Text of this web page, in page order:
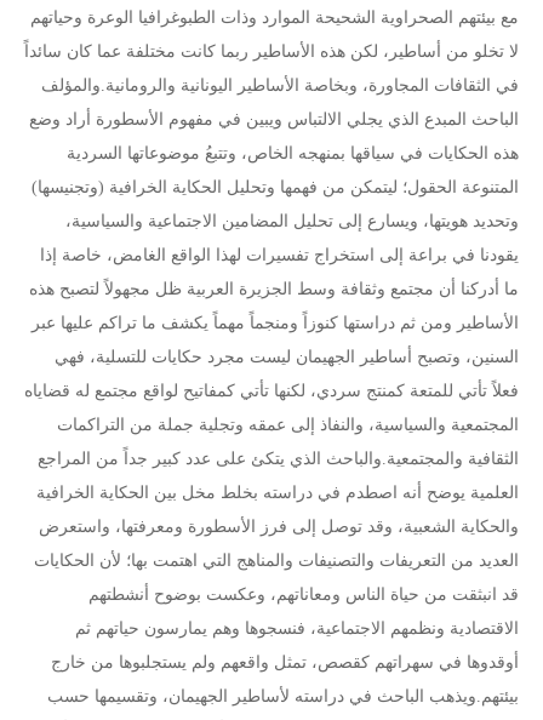
مع بيئتهم الصحراوية الشحيحة الموارد وذات الطبوغرافيا الوعرة وحياتهم
لا تخلو من أساطير، لكن هذه الأساطير ربما كانت مختلفة عما كان سائداً
في الثقافات المجاورة، وبخاصة الأساطير اليونانية والرومانية.والمؤلف
الباحث المبدع الذي يجلي الالتباس ويبين في مفهوم الأسطورة أراد وضع
هذه الحكايات في سياقها بمنهجه الخاص، وتتبعُ موضوعاتها السردية
المتنوعة الحقول؛ ليتمكن من فهمها وتحليل الحكاية الخرافية (وتجنيسها)
وتحديد هويتها، ويسارع إلى تحليل المضامين الاجتماعية والسياسية،
يقودنا في براعة إلى استخراج تفسيرات لهذا الواقع الغامض، خاصة إذا
ما أدركنا أن مجتمع وثقافة وسط الجزيرة العربية ظل مجهولاً لتصبح هذه
الأساطير ومن ثم دراستها كنوزاً ومنجماً مهماً يكشف ما تراكم عليها عبر
السنين، وتصبح أساطير الجهيمان ليست مجرد حكايات للتسلية، فهي
فعلاً تأتي للمتعة كمنتج سردي، لكنها تأتي كمفاتيح لواقع مجتمع له قضاياه
المجتمعية والسياسية، والنفاذ إلى عمقه وتجلية جملة من التراكمات
الثقافية والمجتمعية.والباحث الذي يتكئ على عدد كبير جداً من المراجع
العلمية يوضح أنه اصطدم في دراسته بخلط مخل بين الحكاية الخرافية
والحكاية الشعبية، وقد توصل إلى فرز الأسطورة ومعرفتها، واستعرض
العديد من التعريفات والتصنيفات والمناهج التي اهتمت بها؛ لأن الحكايات
قد انبثقت من حياة الناس ومعاناتهم، وعكست بوضوح أنشطتهم
الاقتصادية ونظمهم الاجتماعية، فنسجوها وهم يمارسون حياتهم ثم
أوقدوها في سهراتهم كقصص، تمثل واقعهم ولم يستجلبوها من خارج
بيئتهم.ويذهب الباحث في دراسته لأساطير الجهيمان، وتقسيمها حسب